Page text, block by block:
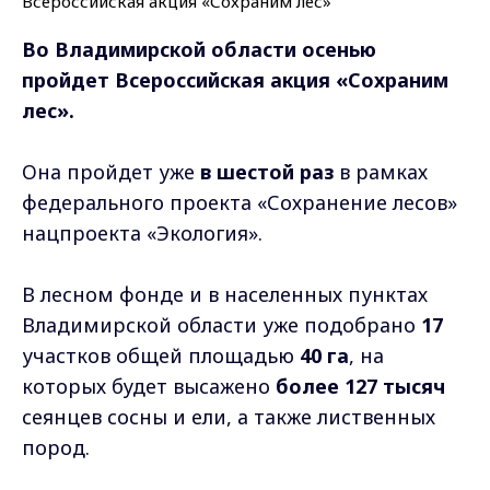
Во Владимирской области осенью
пройдет Всероссийская акция «Сохраним
лес».
Она пройдет уже в шестой раз в рамках
федерального проекта «Сохранение лесов»
нацпроекта «Экология».
В лесном фонде и в населенных пунктах
Владимирской области уже подобрано 17
участков общей площадью 40 га, на
которых будет высажено более 127 тысяч
сеянцев сосны и ели, а также лиственных
пород.